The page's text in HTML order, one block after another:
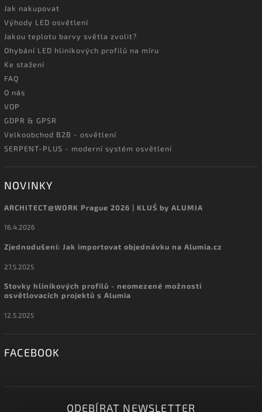
Jak nakupovat
Výhody LED osvětlení
Jakou teplotu barvy světla zvolit?
Ohybání LED hliníkových profilů na míru
Ke stažení
FAQ
O nás
VOP
GDPR & GPSR
Velkoobchod B2B - osvětlení
SERPENT-PLUS - moderní systém osvětlení
NOVINKY
ARCHITECT@WORK Prague 2026 | KLUŚ by ALUMIA
16.4.2026
Zjednodušení: Jak importovat objednávku na Alumia.cz
27.5.2025
Stovky hliníkových profilů - neomezené možnosti
osvětlovacích projektů s Alumia
12.5.2025
FACEBOOK
ODEBÍRAT NEWSLETTER